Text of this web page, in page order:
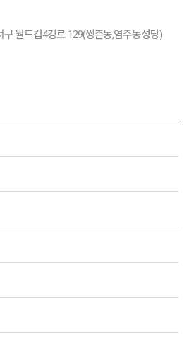
월드컵4강로 129(쌍촌동,염주동성당)